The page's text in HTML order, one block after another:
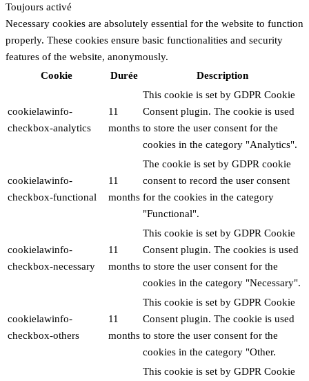
Toujours activé
Necessary cookies are absolutely essential for the website to function
properly. These cookies ensure basic functionalities and security
features of the website, anonymously.
Cookie
Durée Description
cookielawinfo-
checkbox-analytics
11
months
This cookie is set by GDPR Cookie
Consent plugin. The cookie is used
to store the user consent for the
cookies in the category "Analytics".
cookielawinfo-
checkbox-functional
11
months
The cookie is set by GDPR cookie
consent to record the user consent
for the cookies in the category
"Functional".
cookielawinfo-
checkbox-necessary
11
months
This cookie is set by GDPR Cookie
Consent plugin. The cookies is used
to store the user consent for the
cookies in the category "Necessary".
cookielawinfo-
checkbox-others
11
months
This cookie is set by GDPR Cookie
Consent plugin. The cookie is used
to store the user consent for the
cookies in the category "Other.
This cookie is set by GDPR Cookie